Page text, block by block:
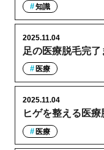
知識
足の医療脱毛完
2025.11.04
医療
ヒゲを整える医
2025.11.04
医療